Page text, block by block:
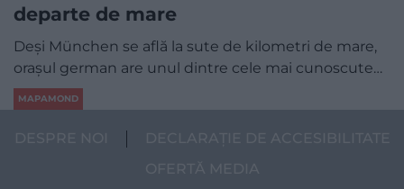
departe de mare
Deși München se află la sute de kilometri de mare,
orașul german are unul dintre cele mai cunoscute…
MAPAMOND